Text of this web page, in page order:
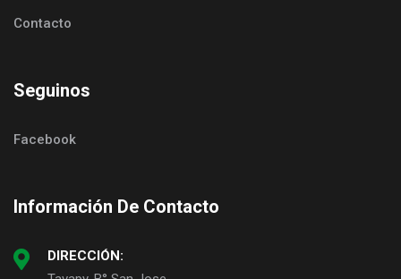
Contacto
Seguinos
Facebook
Información De Contacto
DIRECCIÓN: